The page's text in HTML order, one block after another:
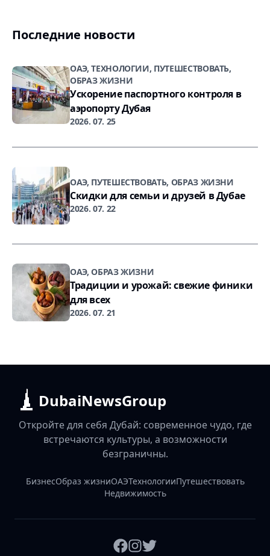
Последние новости
ОАЭ, ТЕХНОЛОГИИ, ПУТЕШЕСТВОВАТЬ,
ОБРАЗ ЖИЗНИ
Ускорение паспортного контроля в
аэропорту Дубая
2026. 07. 25
ОАЭ, ПУТЕШЕСТВОВАТЬ, ОБРАЗ ЖИЗНИ
Скидки для семьи и друзей в Дубае
2026. 07. 22
ОАЭ, ОБРАЗ ЖИЗНИ
Традиции и урожай: свежие финики
для всех
2026. 07. 21
DubaiNewsGroup
Откройте для себя Дубай: современное чудо, где
встречаются культуры, а возможности
безграничны.
БизнесОбраз жизниОАЭТехнологииПутешествовать
Недвижимость